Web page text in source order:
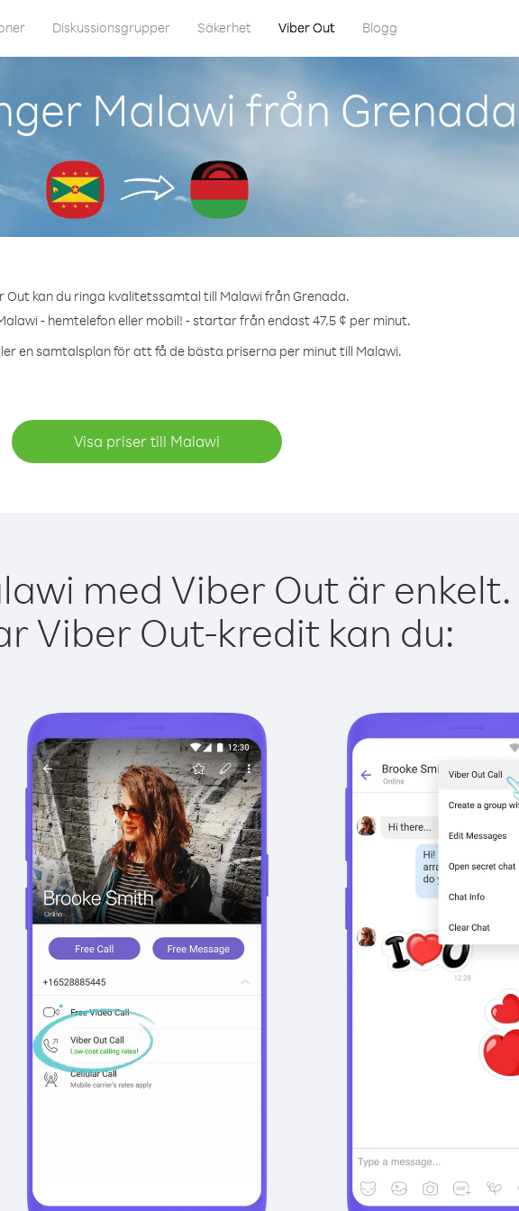
Diskussionsgrupper Säkerhet Viber Out Blogg
Malawi från Grenada
Out kan du ringa kvalitetssamtal till Malawi från Grenada.
- hemtelefon eller mobil! - startar från endast 47.5 ¢ per minut.
en samtalsplan för att få de bästa priserna per minut till Malawi.
Visa priser till Malawi
med Viber Out är enkelt.
Viber Out-kredit kan du: